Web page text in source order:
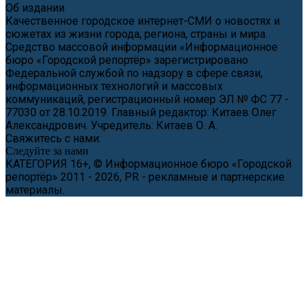
Об издании
Качественное городское интернет-СМИ о новостях и
сюжетах из жизни города, региона, страны и мира.
Средство массовой информации «Информационное
бюро «Городской репортёр» зарегистрировано
Федеральной службой по надзору в сфере связи,
информационных технологий и массовых
коммуникаций, регистрационный номер ЭЛ № ФС 77 -
77030 от 28.10.2019. Главный редактор: Китаев Олег
Александрович. Учредитель: Китаев О. А.
Свяжитесь с нами:
Следуйте за нами
КАТЕГОРИЯ 16+, © Информационное бюро «Городской
репортёр» 2011 - 2026, PR - рекламные и партнерские
материалы.